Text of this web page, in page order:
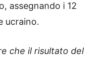
assegnando i 12
ucraino.
che il risultato del